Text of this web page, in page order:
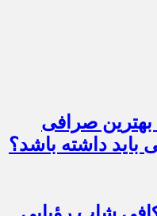
بهترین صرافی
باید داشته باشد؟